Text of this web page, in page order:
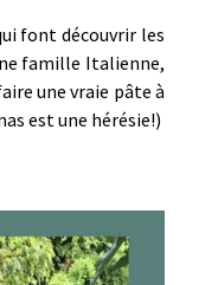
font découvrir les
famille Italienne,
une vraie pâte à
est une hérésie!)